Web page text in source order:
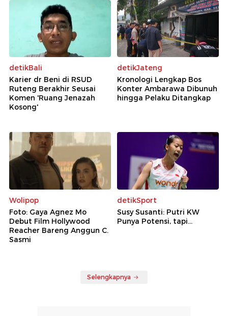
detikBali
Karier dr Beni di RSUD
Ruteng Berakhir Seusai
Komen 'Ruang Jenazah
Kosong'
detikJateng
Kronologi Lengkap Bos
Konter Ambarawa Dibunuh
hingga Pelaku Ditangkap
Wolipop
Foto: Gaya Agnez Mo
Debut Film Hollywood
Reacher Bareng Anggun C.
Sasmi
detikSport
Susy Susanti: Putri KW
Punya Potensi, tapi...
Selengkapnya